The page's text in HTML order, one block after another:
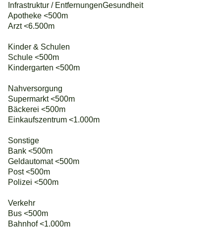
Infrastruktur / EntfernungenGesundheit
Apotheke <500m
Arzt <6.500m
Kinder & Schulen
Schule <500m
Kindergarten <500m
Nahversorgung
Supermarkt <500m
Bäckerei <500m
Einkaufszentrum <1.000m
Sonstige
Bank <500m
Geldautomat <500m
Post <500m
Polizei <500m
Verkehr
Bus <500m
Bahnhof <1.000m